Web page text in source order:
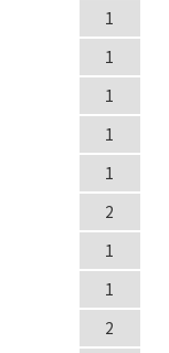
1
1
1
1
1
2
1
1
2